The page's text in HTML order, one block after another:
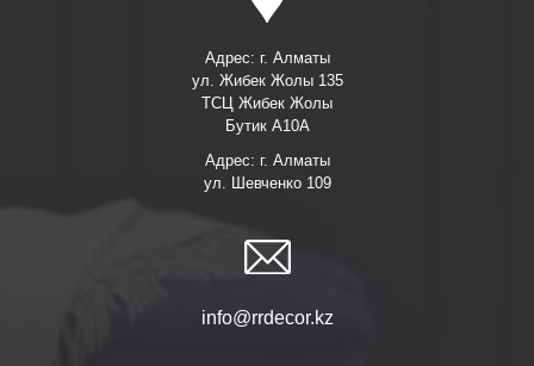
Адрес: г. Алматы
ул. Жибек Жолы 135
ТСЦ Жибек Жолы
Бутик А10А
Адрес: г. Алматы
ул. Шевченко 109
info@rrdecor.kz